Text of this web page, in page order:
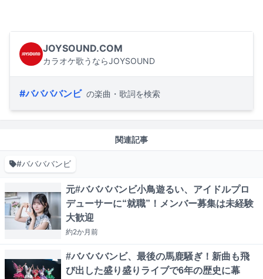
JOYSOUND.COM
カラオケ歌うならJOYSOUND
#ババババンビ の楽曲・歌詞を検索
関連記事
#ババババンビ
元#ババババンビ小鳥遊るい、アイドルプロ
デューサーに“就職”！メンバー募集は未経験
大歓迎
約2か月前
#ババババンビ、最後の馬鹿騒ぎ！新曲も飛
び出した盛り盛りライブで6年の歴史に幕